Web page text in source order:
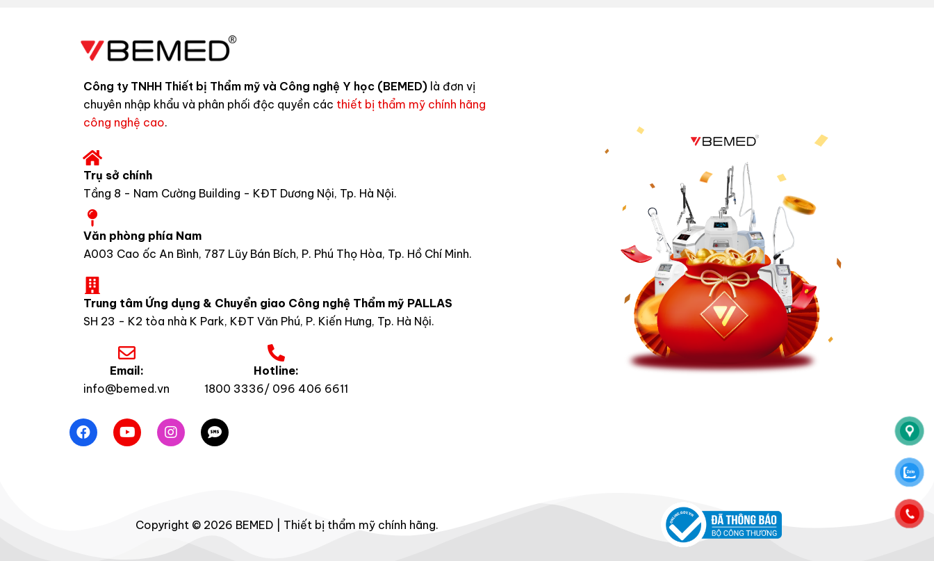
Công ty TNHH Thiết bị Thẩm mỹ và Công nghệ Y học (BEMED) là đơn vị
chuyên nhập khẩu và phân phối độc quyền các thiết bị thẩm mỹ chính hãng
công nghệ cao.
Trụ sở chính
Tầng 8 - Nam Cường Building - KĐT Dương Nội, Tp. Hà Nội.
Văn phòng phía Nam
A003 Cao ốc An Bình, 787 Lũy Bán Bích, P. Phú Thọ Hòa, Tp. Hồ Chí Minh.
Trung tâm Ứng dụng & Chuyển giao Công nghệ Thẩm mỹ PALLAS
SH 23 - K2 tòa nhà K Park, KĐT Văn Phú, P. Kiến Hưng, Tp. Hà Nội.
Email:
info@bemed.vn
Hotline:
1800 3336/ 096 406 6611
Copyright © 2026 BEMED | Thiết bị thẩm mỹ chính hãng.